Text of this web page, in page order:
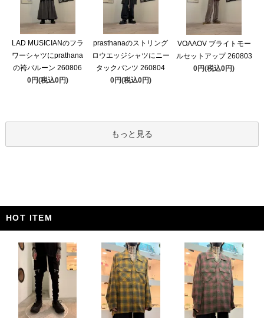
LAD MUSICIANのフラ
ワーシャツにprathana
の袴バルーン 260806
0円(税込0円)
prasthanaのストリング
ロウエッジシャツにニー
タックパンツ 260804
0円(税込0円)
VOAAOV ブライトモー
ルセットアップ 260803
0円(税込0円)
もっと見る
HOT ITEM